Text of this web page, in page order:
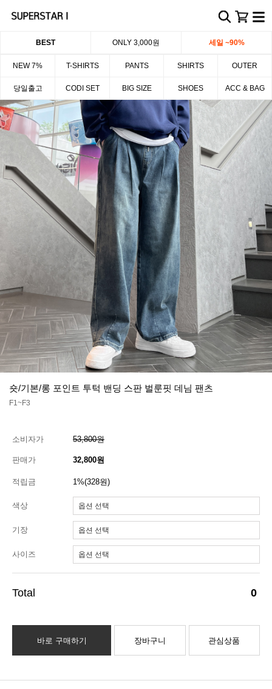
BEST ONLY 3,000원 세일 ~90%
NEW 7% T-SHIRTS PANTS SHIRTS OUTER
당일출고 CODI SET BIG SIZE SHOES ACC & BAG
숏/기본/롱 포인트 투턱 밴딩 스판 벌룬핏 데님 팬츠
F1~F3
소비자가 53,800원
판매가 32,800원
적립금 1%(328원)
색상
기장
사이즈
0
바로 구매하기 장바구니 관심상품